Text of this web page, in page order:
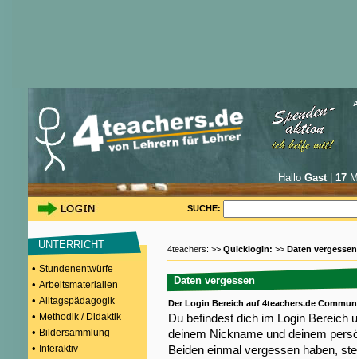
Hallo Gast| 17
SUCHE:
UNTERRICHT
• Stundenentwürfe
• Arbeitsmaterialien
• Alltagspädagogik
• Methodik / Didaktik
• Bildersammlung
• Interaktiv
4teachers: >> Quicklogin: >> Daten vergessen
Daten vergessen
Der Login Bereich auf 4teachers.de
Du befindest dich im Login Bereich
deinem Nickname und deinem
Beiden einmal vergessen haben,